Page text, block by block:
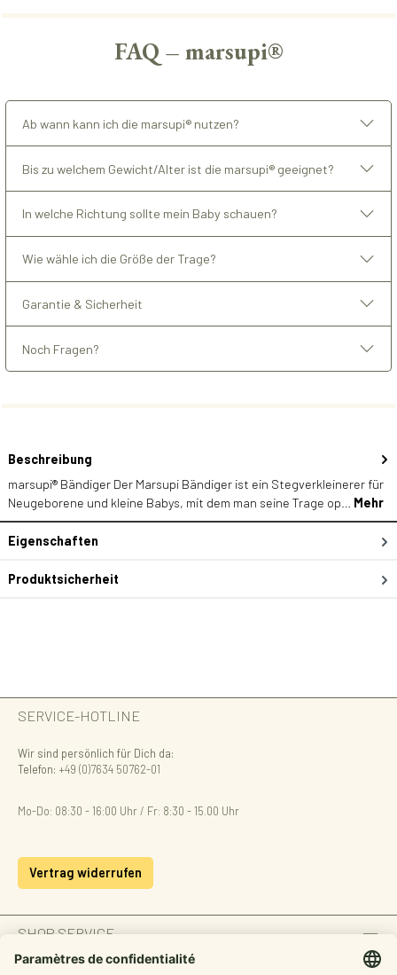
FAQ – marsupi®
Ab wann kann ich die marsupi® nutzen?
Bis zu welchem Gewicht/Alter ist die marsupi® geeignet?
In welche Richtung sollte mein Baby schauen?
Wie wähle ich die Größe der Trage?
Garantie & Sicherheit
Noch Fragen?
Beschreibung
marsupi® Bändiger Der Marsupi Bändiger ist ein Stegverkleinerer für
Neugeborene und kleine Babys, mit dem man seine Trage op… Mehr
Eigenschaften
Produktsicherheit
SERVICE-HOTLINE
Wir sind persönlich für Dich da:
Telefon: +49 (0)7634 50762-01
Mo-Do: 08:30 - 16:00 Uhr / Fr: 8:30 - 15.00 Uhr
Vertrag widerrufen
SHOP SERVICE
INFORMATION